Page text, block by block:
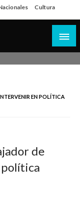
Cultura
EN POLÍTICA
de